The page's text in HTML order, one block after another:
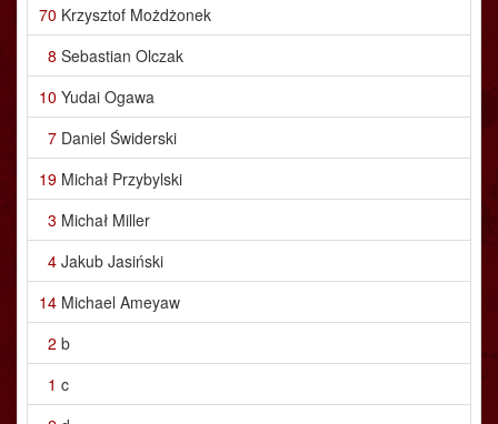
70 Krzysztof Możdżonek
8 Sebastian Olczak
10 Yudai Ogawa
7 Daniel Świderski
19 Michał Przybylski
3 Michał Miller
4 Jakub Jasiński
14 Michael Ameyaw
2 b
1 c